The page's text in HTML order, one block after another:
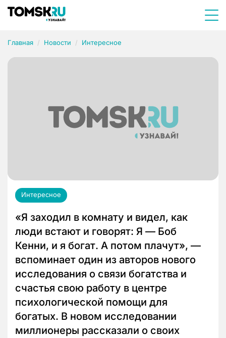
Главная Новости Интересное
Интересное
«Я заходил в комнату и видел, как
люди встают и говорят: Я — Боб
Кенни, и я богат. А потом плачут», —
вспоминает один из авторов нового
исследования о связи богатства и
счастья свою работу в центре
психологической помощи для
богатых. В новом исследовании
миллионеры рассказали о своих